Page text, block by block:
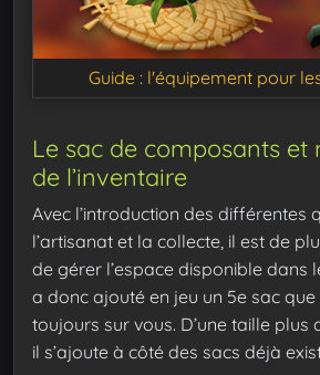
Guide : l'équipement pour
Le sac de composants et
de l’inventaire
Avec l’introduction des différentes
l’artisanat et la collecte, il est de
de gérer l’espace disponible dans
a donc ajouté en jeu un 5e sac
toujours sur vous. D’une taille plus
il s’ajoute à côté des sacs déjà